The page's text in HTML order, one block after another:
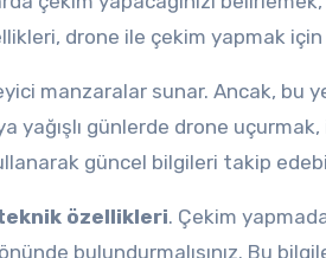
drone ile çekim yapmak
manzaralar sunar. Ancak, bu
yağışlı günlerde drone
güncel bilgileri takip
özellikleri. Çekim
bulundurmalısınız. Bu